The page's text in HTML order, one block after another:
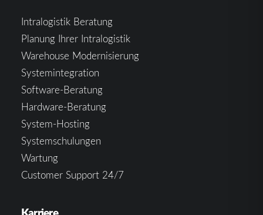
Intralogistik Beratung
Planung Ihrer Intralogistik
Warehouse Modernisierung
Systemintegration
Software-Beratung
Hardware-Beratung
System-Hosting
Systemschulungen
Wartung
Customer Support 24/7